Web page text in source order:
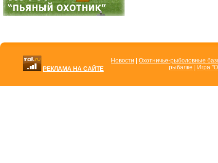
РЕКЛАМА НА САЙТЕ
Новости
Охотничье-рыболовные
рыбалке
Игра